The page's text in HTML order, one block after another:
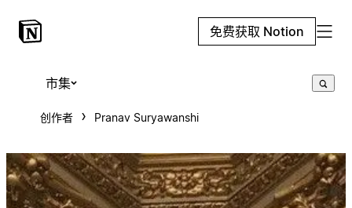
免费获取 Notion
市集
创作者 Pranav Suryawanshi